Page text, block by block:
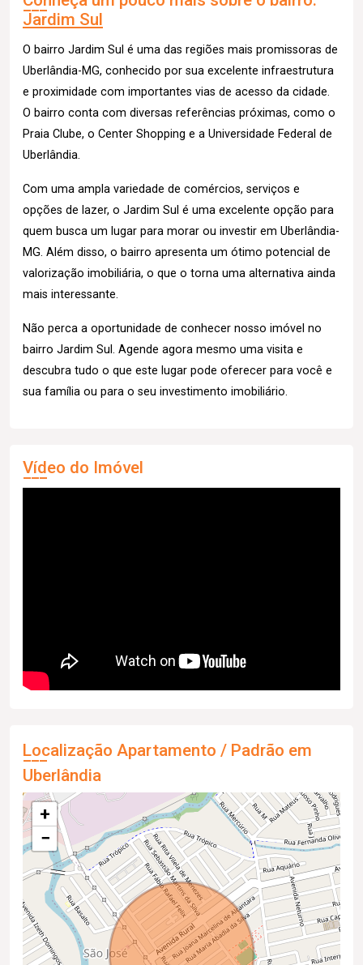
Jardim Sul
O bairro Jardim Sul é uma das regiões mais promissoras de
Uberlândia-MG, conhecido por sua excelente infraestrutura
e proximidade com importantes vias de acesso da cidade.
O bairro conta com diversas referências próximas, como o
Praia Clube, o Center Shopping e a Universidade Federal de
Uberlândia.
Com uma ampla variedade de comércios, serviços e
opções de lazer, o Jardim Sul é uma excelente opção para
quem busca um lugar para morar ou investir em Uberlândia-
MG. Além disso, o bairro apresenta um ótimo potencial de
valorização imobiliária, o que o torna uma alternativa ainda
mais interessante.
Não perca a oportunidade de conhecer nosso imóvel no
bairro Jardim Sul. Agende agora mesmo uma visita e
descubra tudo o que este lugar pode oferecer para você e
sua família ou para o seu investimento imobiliário.
Vídeo do Imóvel
Localização Apartamento / Padrão em
Uberlândia
+
−